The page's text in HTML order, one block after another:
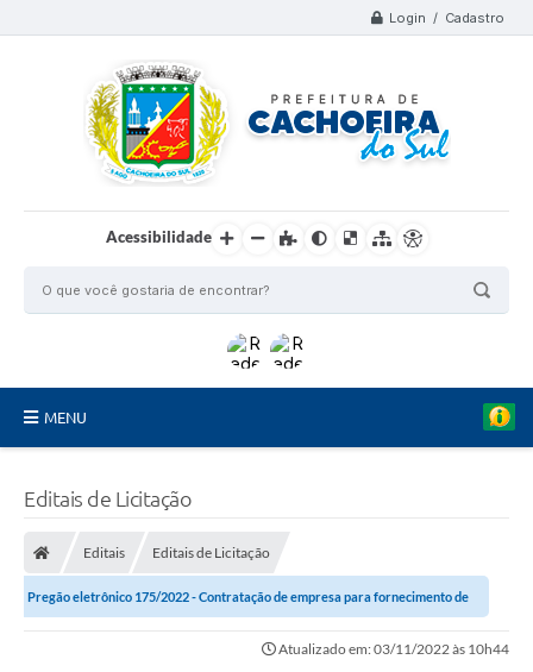
Login / Cadastro
Acessibilidade
MENU
Conselhos Municipais
Editais de Licitação
Editais Editais de Licitação
Pregão eletrônico 175/2022 - Contratação de empresa para fornecimento de
Atualizado em: 03/11/2022 às 10h44